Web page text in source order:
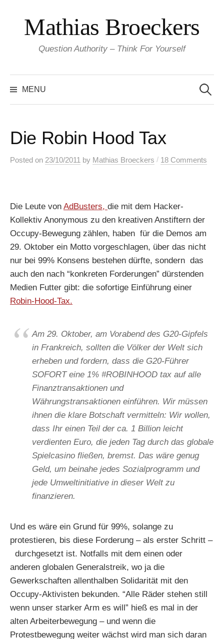
content
Mathias Broeckers
Question Authority – Think For Yourself
MENU
for:
Die Robin Hood Tax
Posted on 23/10/2011 by Mathias Broeckers / 18 Comments
Die Leute von AdBusters, die mit dem Hacker-
Kollektiv Anonymous zu den kreativen Anstiftern der
Occupy-Bewegung zählen, haben für die Demos am
29. Oktober ein Motto vorgeschlagen, über das nicht
nur bei 99% Konsens bestehen dürfte, sondern das
auch den nach “konkreten Forderungen” dürstenden
Medien Futter gibt: die sofortige Einführung einer
Robin-Hood-Tax.
Am 29. Oktober, am Vorabend des G20-Gipfels
in Frankreich, sollten die Völker der Welt sich
erheben und fordern, dass die G20-Führer
SOFORT eine 1% #ROBINHOOD tax auf alle
Finanztransaktionen und
Währungstransaktionen einführen. Wir müssen
ihnen die klare Botschaft vermitteln: Wir wollen,
dass Ihr einen Teil der ca. 1 Billion leicht
verdienten Euro, die jeden Tag durch das globale
Spielcasino fließen, bremst. Das wäre genug
Geld, um beinahe jedes Sozialprogramm und
jede Umweltinitiative in dieser Welt zu
finanzieren.
Und es wäre ein Grund für 99%, solange zu
protestieren, bis diese Forderung – als erster Schritt –
durchgesetzt ist. Notfalls mit dem einen oder
anderen globalen Generalstreik, wo ja die
Gewerkschaften allenthalben Solidarität mit den
Occupy-Aktivisten bekunden. “Alle Räder stehen still
wenn unser starker Arm es will” hieß es mal in der
alten Arbeiterbewegung – und wenn die
Protestbewegung weiter wächst wird man sich daran